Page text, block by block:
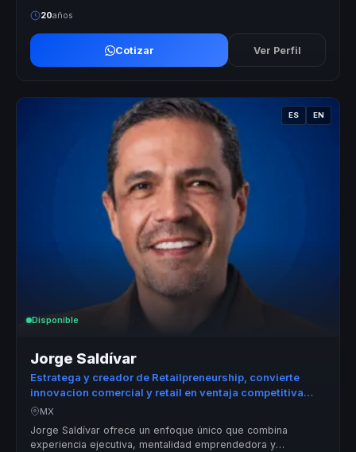
20años
Cotizar Ver Perfil
ES EN
Disponible
Jorge Saldívar
Estratega y creador de Retailpreneurship, convierte
innovacion comercial y retail en ventaja competitiva
para lideres empresariales.
MX
Jorge Saldívar ofrece un enfoque único que combina
experiencia ejecutiva, mentalidad emprendedora y